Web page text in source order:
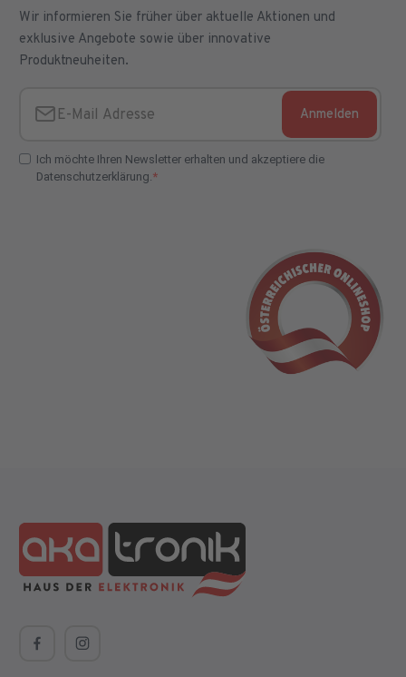
Wir informieren Sie früher über aktuelle Aktionen und
exklusive Angebote sowie über innovative
Produktneuheiten.
Ich möchte Ihren Newsletter erhalten und akzeptiere die
Datenschutzerklärung.
Anmelden